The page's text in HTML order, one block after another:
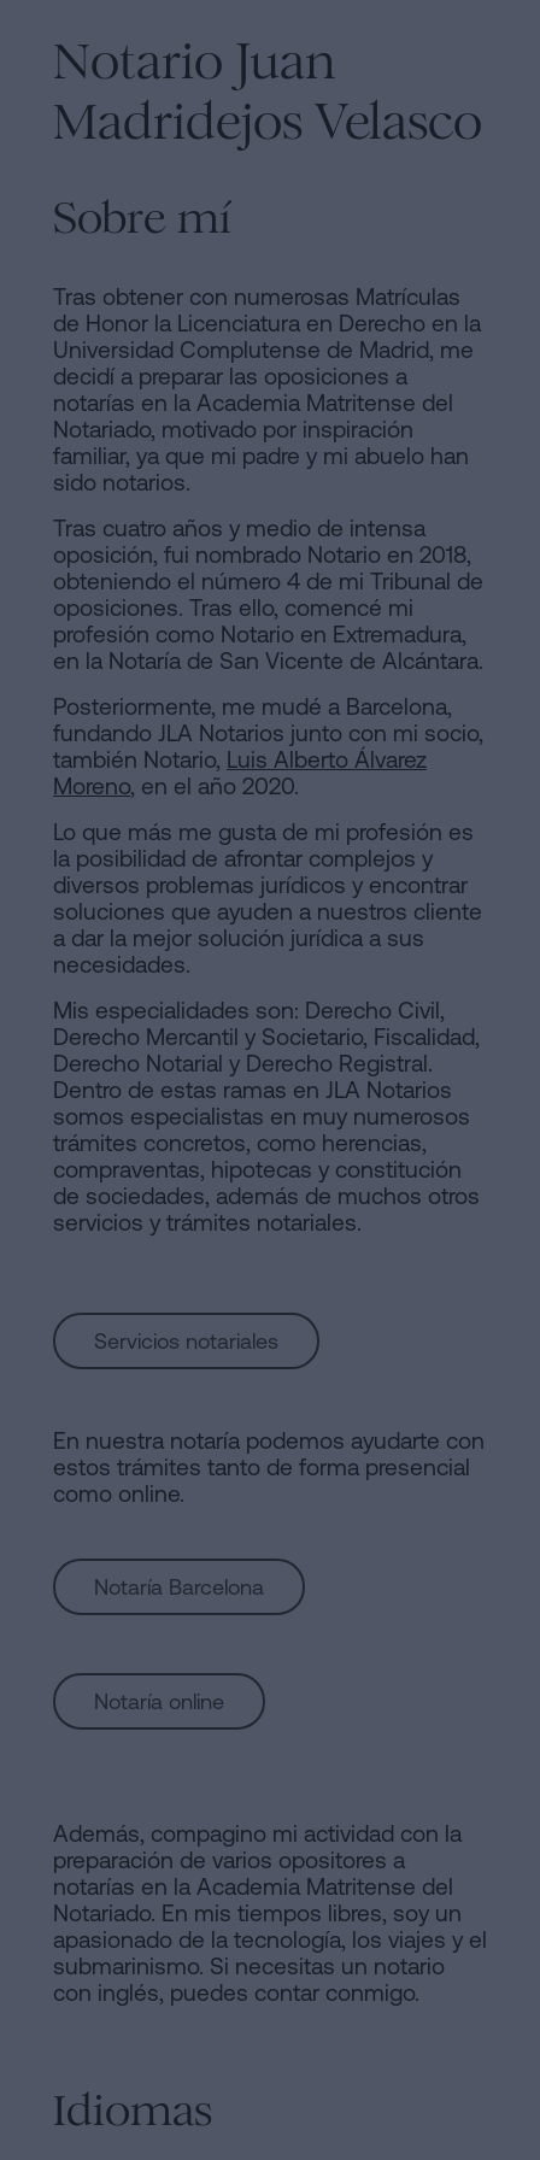
Cookies
Manifiesto
Jurídicos
Notariales
Interés
Proceso
Editorial
Contenidos
Personalizar
cookies
Síguenos
redes
sociales
Tramitar
una
herencia
cinco
pasos
puede
firmar
hipoteca
sin
cédula
de
Contactar
Notario Juan
Madridejos Velasco
Sobre mí
Tras obtener con numerosas Matrículas
de Honor la Licenciatura en Derecho en la
Universidad Complutense de Madrid, me
decidí a preparar las oposiciones a
notarías en la Academia Matritense del
Notariado, motivado por inspiración
familiar, ya que mi padre y mi abuelo han
sido notarios.
Tras cuatro años y medio de intensa
oposición, fui nombrado Notario en 2018,
obteniendo el número 4 de mi Tribunal de
oposiciones. Tras ello, comencé mi
profesión como Notario en Extremadura,
en la Notaría de San Vicente de Alcántara.
Posteriormente, me mudé a Barcelona,
fundando JLA Notarios junto con mi socio,
también Notario, Luis Alberto Álvarez
Moreno, en el año 2020.
Lo que más me gusta de mi profesión es
la posibilidad de afrontar complejos y
diversos problemas jurídicos y encontrar
soluciones que ayuden a nuestros cliente
a dar la mejor solución jurídica a sus
necesidades.
Mis especialidades son: Derecho Civil,
Derecho Mercantil y Societario, Fiscalidad,
Derecho Notarial y Derecho Registral.
Dentro de estas ramas en JLA Notarios
somos especialistas en muy numerosos
trámites concretos, como herencias,
compraventas, hipotecas y constitución
de sociedades, además de muchos otros
servicios y trámites notariales.
Servicios notariales
En nuestra notaría podemos ayudarte con
estos trámites tanto de forma presencial
como online.
Notaría Barcelona
Notaría online
Además, compagino mi actividad con la
preparación de varios opositores a
notarías en la Academia Matritense del
Notariado. En mis tiempos libres, soy un
apasionado de la tecnología, los viajes y el
submarinismo. Si necesitas un notario
con inglés, puedes contar conmigo.
Idiomas